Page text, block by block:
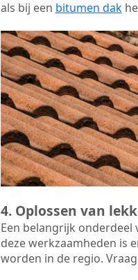
als bij een bitumen dak
4. Oplossen van
Een belangrijk onderdeel
deze werkzaamheden is
worden in de regio.